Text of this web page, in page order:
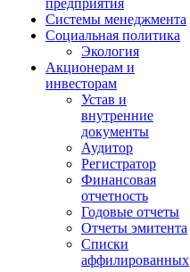
предприятия
Системы менеджмента
Социальная политика
Экология
Акционерам и
инвесторам
Устав и
внутренние
документы
Аудитор
Регистратор
Финансовая
отчетность
Годовые отчеты
Отчеты эмитента
Списки
аффилированных